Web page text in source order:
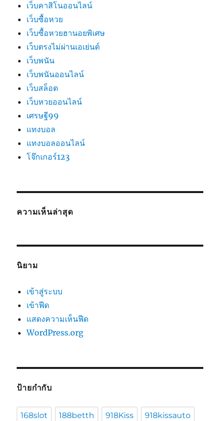
เว็บคาสิโนออนไลน์
เว็บซื้อหวย
เว็บซื้อหวยฮานอยพิเศษ
เว็บตรงไม่ผ่านเอเย่นต์
เว็บพนัน
เว็บพนันออนไลน์
เว็บสล็อต
เว็บหวยออนไลน์
เศรษฐี99
แทงบอล
แทงบอลออนไลน์
โจ๊กเกอร์123
ความเห็นล่าสุด
นิยาม
เข้าสู่ระบบ
เข้าฟีด
แสดงความเห็นฟีด
WordPress.org
ป้ายกำกับ
168slot 188betth 918Kiss 918kissauto